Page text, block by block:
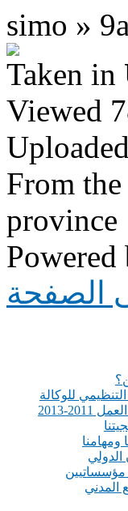
simo »
Taken in
Viewed
From
province
Powered
الصفحة
التنظيمي للوكالة
2011-2013
ومهامنا
الدولي
المدني